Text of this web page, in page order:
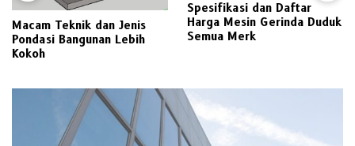
Macam Teknik dan Jenis
Pondasi Bangunan Lebih
Kokoh
Spesifikasi dan Daftar
Harga Mesin Gerinda Duduk
Semua Merk